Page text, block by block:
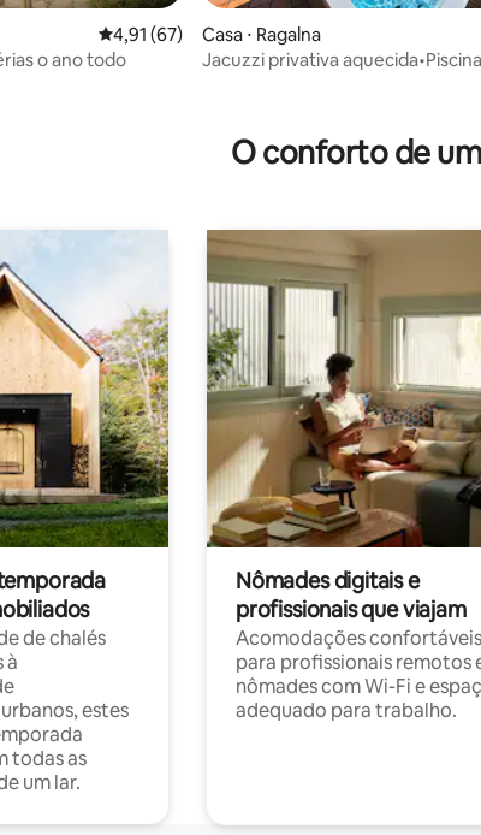
4,91 de uma avaliação média de 5, 67
4,91 (67)
o ano todo
Casa ⋅ Ragalna
Jacuzzi privativa
O conforto de
de chalés
à
estes
todas as
um lar.
Nômades digitais e
profissionais que viajam
Acomodações confortáveis
para profissionais remotos
nômades com Wi-Fi e
adequado para trabalho.